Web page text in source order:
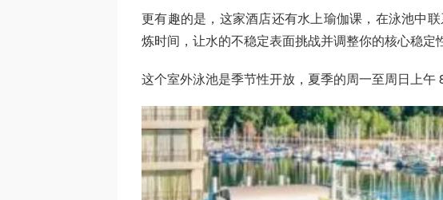
更有趣的是，这家酒店还有水上瑜伽课，在泳池中
炼时间，让水的不稳定表面挑战并调整你的核心稳定
这个室外泳池是季节性开放，夏季的周一至周日上午